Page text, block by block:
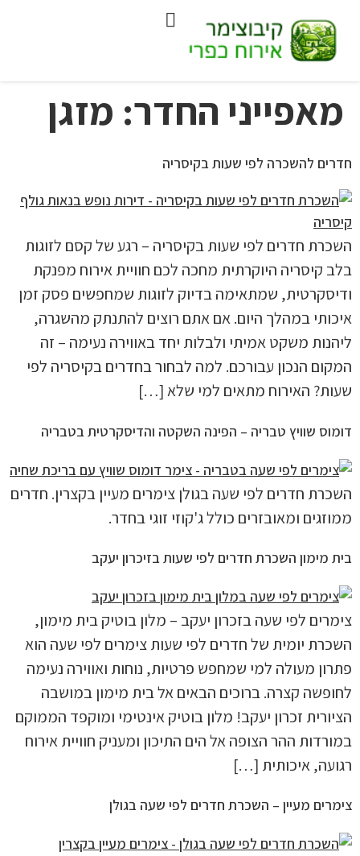
מאפייני החדר: מזגן
חדרים להשכרה לפי שעות בקיסריה
השכרת חדרים לפי שעות בקיסריה – רגע של קסם לזוגות
בלב קיסריה היוקרתית מחכה לכם חוויית אירוח מפנקת
ודיסקרטית, שמתאימה בדיוק לזוגות שמחפשים פסק זמן
איכותי במהלך היום. אם אתם רוצים להתנתק מהשגרה,
ליהנות משקט אמיתי ולבלות יחד באווירה נעימה – זה
המקום הנכון עבורכם. למה לבחור בחדרים בקיסריה לפי
שעות? האירוח מתאים למי שלא […]
דומוס שוויץ טבריה – הפינה השקטה והדיסקרטית בטבריה
השכרת חדרים לפי שעה בגולן צימרים מעיין בקצרין. חדרים
ממוזגים ומאובזרים כולל ג'קוזי זוגי בחדר.
בית מימון השכרת חדרים לפי שעות בזיכרון יעקב
צימרים לפי שעה בזכרון יעקב – מלון בוטיק בית מימון,
השכרת יומית של חדרים לפי שעות צימרים לפי שעה הוא
פתרון מעולה למי שמחפש פרטיות, נוחות ואווירה נעימה
לחופשה קצרה. ברוכים הבאים אל בית מימון במושבה
הציורית זכרון יעקב! מלון בוטיק אינטימי ומוקפד הממוקם
במורדות ההר הצופה אל הים התיכון ומעניק חוויית אירוח
רגועה, איכותית […]
צימרים מעיין – השכרת חדרים לפי שעה בגולן